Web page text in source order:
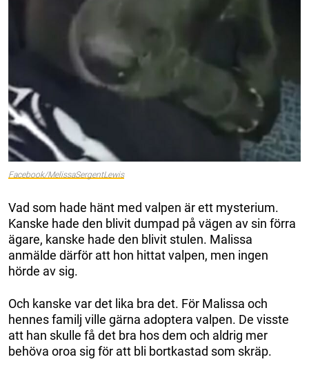
Facebook/MelissaSergentLewis
Vad som hade hänt med valpen är ett mysterium.
Kanske hade den blivit dumpad på vägen av sin förra
ägare, kanske hade den blivit stulen. Malissa
anmälde därför att hon hittat valpen, men ingen
hörde av sig.
Och kanske var det lika bra det. För Malissa och
hennes familj ville gärna adoptera valpen. De visste
att han skulle få det bra hos dem och aldrig mer
behöva oroa sig för att bli bortkastad som skräp.